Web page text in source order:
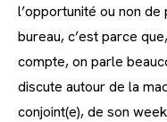
l’opportunité ou non
bureau, c’est parce
compte, on parle
discute autour de la
conjoint(e), de son